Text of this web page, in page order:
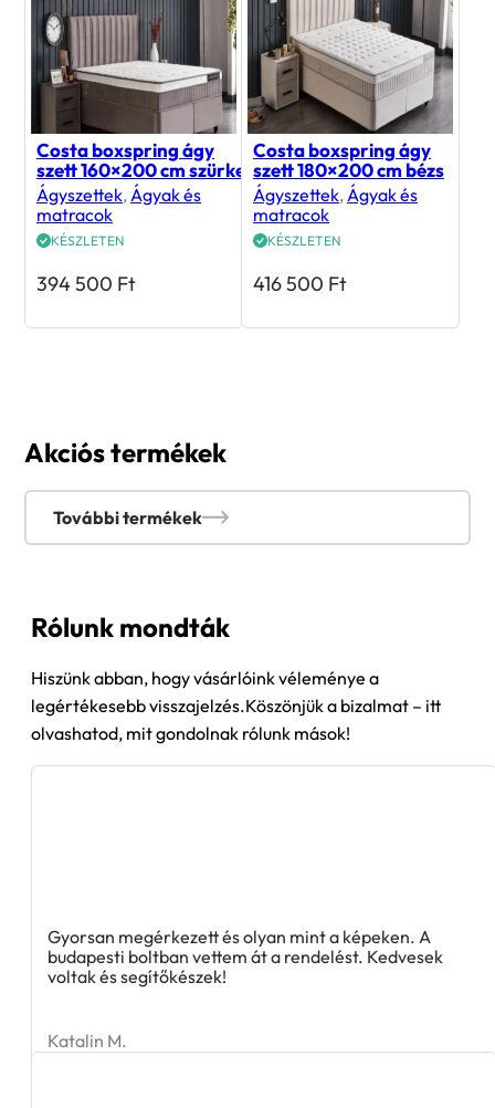
Costa boxspring ágy
szett 160×200 cm szürke
Ágyszettek,Ágyak és
matracok
KÉSZLETEN
394 500
Costa boxspring ágy
szett 180×200 cm bézs
Ágyszettek,Ágyak és
matracok
KÉSZLETEN
416 500
További termékek
legértékesebb visszajelzés.Köszönjük a bizalmat – itt
olvashatod, mit gondolnak rólunk mások!
budapesti boltban vettem át a rendelést. Kedvesek
voltak és segítőkészek!